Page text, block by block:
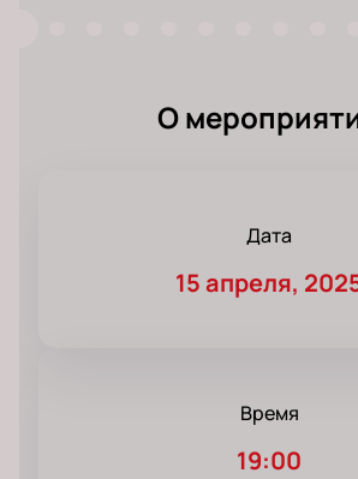
О
Дата
15 апреля,
Время
19:00